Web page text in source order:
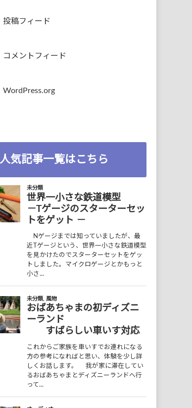
投稿フィード
コメントフィード
WordPress.org
人気記事一覧はこちら